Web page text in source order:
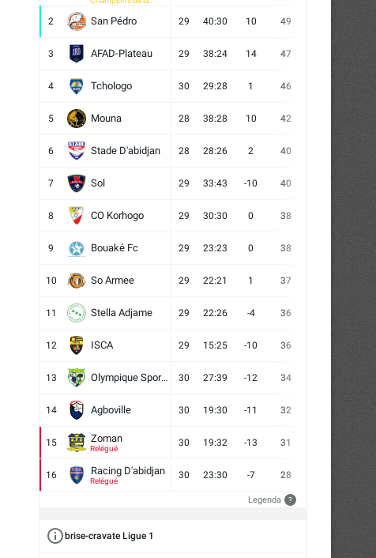
2 San Pédro 29 40:30 10 49 6
3 AFAD-Plateau 29 38:24 14 47
4 Tchologo 30 29:28 1 46 10
5 Mouna 28 38:28 10 42
6 Stade D'abidjan 28 28:26 2 40
7 Sol 29 33:43 -10 40
8 CO Korhogo 29 30:30 0 38 11
9 Bouaké Fc 29 23:23 0 38 9
10 So Armee 29 22:21 1 37
11 Stella Adjame 29 22:26 -4 36 11
12 ISCA 29 15:25 -10 36
13 Olympique Sport d'Abobo FC 30 27:39 -12 34 14
14 Agboville 30 19:30 -11 32
15 Zoman
Relégué
30 19:32 -13 31
16 Racing D'abidjan
Relégué
30 23:30 -7 28 10
Legenda ?
brise-cravate Ligue 1